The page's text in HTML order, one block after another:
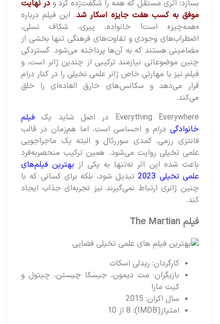
بسازد؛ اثری مستقل که همه را شگفت‌زده کرد و در نهایت
موفق به کسب هفت جایزه اسکار شد. این فیلم درباره
«همه‌چیز» است! خانواده، پیری، شکاف نسلی،
اضطراب‌های وجودی و تفاوت‌های فرهنگی تنها بخشی از
مضامینی هستند که به آن‌ها پرداخته می‌شود. گستردگی
چنین موضوعاتی نیازمند ترکیبی از چندین ژانر است، و
فیلم نیز با مهارتی خاص ژانر علمی تخیلی را در کنار درام
قرار می‌دهد و سکانس‌های خارق العاده‌ای را خلق
می‌کند.
Everything Everywhere در اصل شاید یک
فیلم
خانوادگیدرام و احساسی است، اما هم‌زمان در قالب
فانتزی رزمی، کمدی سوررئال و البته یک ماجراجویی
علمی‌ تخیلی روایت می‌شود. همین ترکیب منحصربه‌فرد
باعث شده این اثر نه‌تنها به یکی ازبهترین فیلم‌های
علمی‌ تخیلی 2023
تبدیل شود، بلکه برای کسانی که با
چنین ژانری ارتباط نمی‌گیرند نیز تجربه‌ای جذاب ایجاد
کارگردان: ریدلی اسکات
بازیگران: مت دیمون، جیسکا چیستن، چیتول و
کیت مارا
سال اکران: 2015
امتیاز(IMDB): 8 از 10